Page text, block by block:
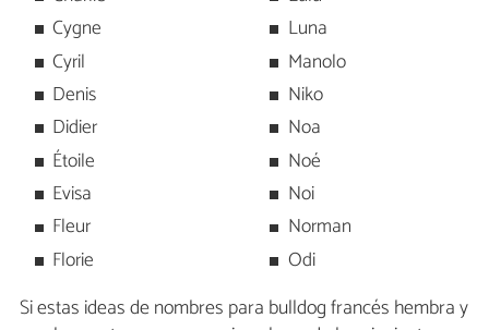
Cygne
Cyril
Denis
Didier
Étoile
Evisa
Fleur
Florie
Luna
Manolo
Niko
Noa
Noé
Noi
Norman
Odi
Si estas ideas de nombres para bulldog francés hembra y